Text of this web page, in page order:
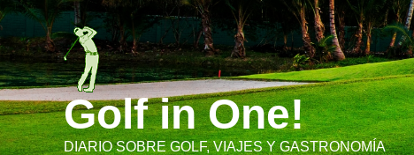
Saltar
al
contenido
Golf in One!
DIARIO SOBRE GOLF, VIAJES Y GASTRONOMÍA